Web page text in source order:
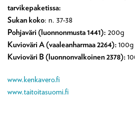
tarvikepaketissa:
Sukan koko: n. 37-38
Pohjaväri (luonnonmusta 1441): 200g
Kuvioväri A (vaaleanharmaa 2264): 100g
Kuvioväri B (luonnonvalkoinen 2378):
www.kenkavero.fi
www.taitoitasuomi.fi